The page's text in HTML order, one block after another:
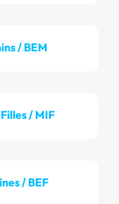
/ BEM
/ MIF
/ BEF